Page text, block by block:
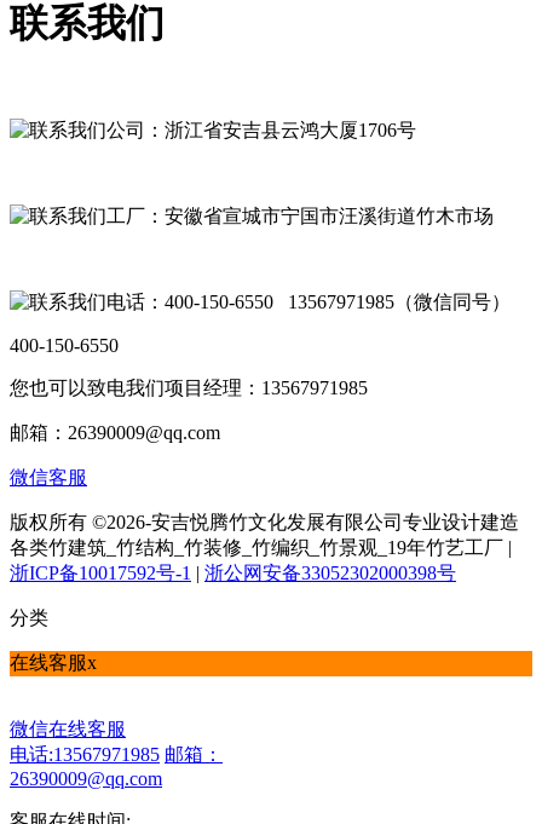
联系我们
公司：浙江省安吉县云鸿大厦1706号
工厂：安徽省宣城市宁国市汪溪街道竹木市场
电话：400-150-6550 13567971985（微信同号）
400-150-6550
您也可以致电我们项目经理：13567971985
邮箱：26390009@qq.com
微信客服
版权所有 ©2026-安吉悦腾竹文化发展有限公司专业设计建造
各类竹建筑_竹结构_竹装修_竹编织_竹景观_19年竹艺工厂 |
浙ICP备10017592号-1 | 浙公网安备33052302000398号
分类
在线客服x
微信在线客服
电话:13567971985 邮箱：
26390009@qq.com